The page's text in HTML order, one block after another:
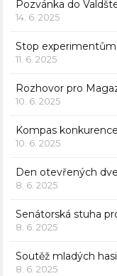
Pozvánka do
14. 6. 2025
Stop experimentům
11. 6. 2025
Rozhovor pro
10. 6. 2025
Kompas
10. 6. 2025
Den otevřených
8. 6. 2025
Senátorská stuha
8. 6. 2025
Soutěž mladých
8. 6. 2025